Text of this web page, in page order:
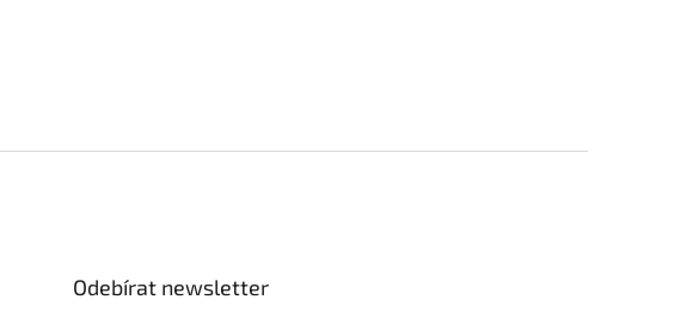
Odebírat newsletter